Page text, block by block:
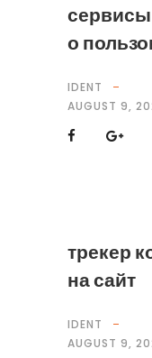
о
IDENT
AUGUST 9,
трекер
на сайт
IDENT
AUGUST 9,